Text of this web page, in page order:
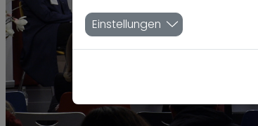
Einstellungen